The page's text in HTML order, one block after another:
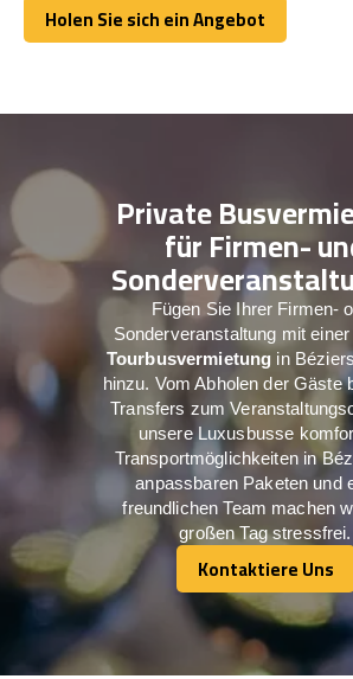
Holen Sie sich ein Angebot
Holen Sie sich ein Angebot
Private
für Firmen-
Fügen Sie Ihrer Firmen-
Sonderveranstaltung mit
Tourbusvermietung in
hinzu. Vom Abholen der Gäste
Transfers zum
unsere Luxusbusse
Transportmöglichkeiten in
anpassbaren Paketen und
freundlichen Team machen
großen Tag stressfrei.
Kontaktiere Uns
Kontaktiere Uns